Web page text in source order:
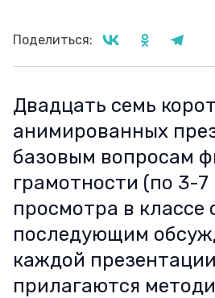
Поделиться:
Двадцать семь
анимированных
базовым вопросам
грамотности (по 3-
просмотра в классе
последующим
каждой презентации
прилагаются